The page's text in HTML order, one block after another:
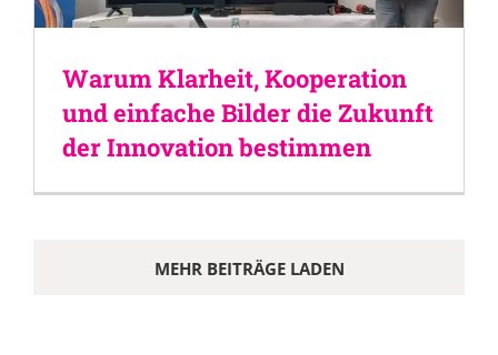
Warum Klarheit, Kooperation
und einfache Bilder die Zukunft
der Innovation bestimmen
MEHR BEITRÄGE LADEN